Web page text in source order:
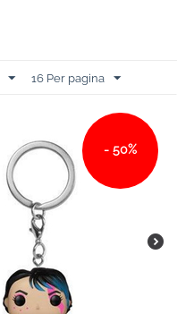
16 Per pagina
- 50%